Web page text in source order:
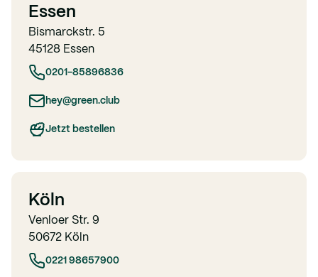
Essen
Bismarckstr. 5
45128 Essen
0201-85896836
hey@green.club
Jetzt bestellen
Köln
Venloer Str. 9
50672 Köln
0221 98657900